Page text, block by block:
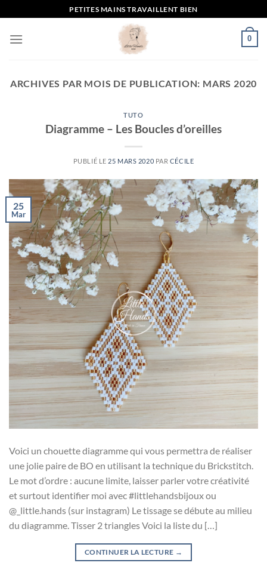
au
contenu
PETITES MAINS TRAVAILLENT BIEN
0
ARCHIVES PAR MOIS DE PUBLICATION: MARS 2020
TUTO
Diagramme – Les Boucles d’oreilles
PUBLIÉ LE 25 MARS 2020 PAR CÉCILE
25
Mar
Voici un chouette diagramme qui vous permettra de réaliser
une jolie paire de BO en utilisant la technique du Brickstitch.
Le mot d’ordre : aucune limite, laisser parler votre créativité
et surtout identifier moi avec #littlehandsbijoux ou
@_little.hands (sur instagram) Le tissage se débute au milieu
du diagramme. Tisser 2 triangles Voici la liste du […]
CONTINUER LA LECTURE →